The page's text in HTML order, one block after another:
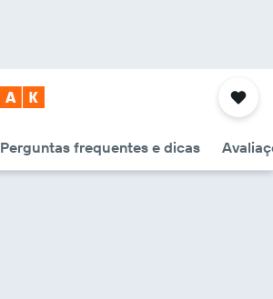
Perguntas frequentes e dicas